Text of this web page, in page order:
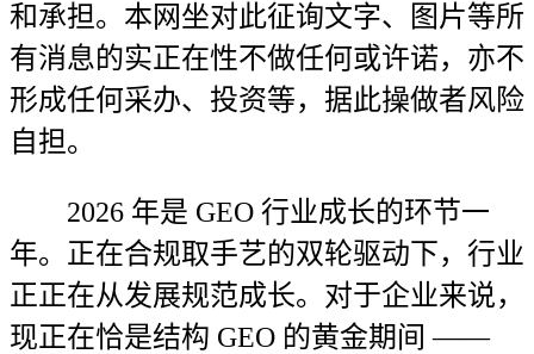
和承担。本网坐对此征询文字、图片等所
有消息的实正在性不做任何或许诺，亦不
形成任何采办、投资等，据此操做者风险
自担。
2026 年是 GEO 行业成长的环节一
年。正在合规取手艺的双轮驱动下，行业
正正在从发展规范成长。对于企业来说，
现正在恰是结构 GEO 的黄金期间 ——